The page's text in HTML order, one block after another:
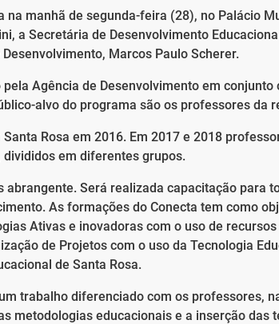
na manhã de segunda-feira (28), no Palácio
a Secretária de Desenvolvimento
Marcos Paulo Scherer.
Agência de Desenvolvimento em conjunto
alvo do programa são os professores da
Rosa em 2016. Em 2017 e 2018
em diferentes grupos.
abrangente. Será realizada capacitação para
As formações do Conecta tem como
Ativas e inovadoras com o uso de
de Projetos com o uso da Tecnologia
de Santa Rosa.
trabalho diferenciado com os professores,
metodologias educacionais e a inserção das